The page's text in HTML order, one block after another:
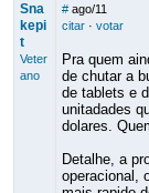
Sna
kepi
t
Veter
ano
# ago/11
citar· votar
Pra quem
de chutar a
de tablets e
unitadades
dolares.
Detalhe, a
operacional,